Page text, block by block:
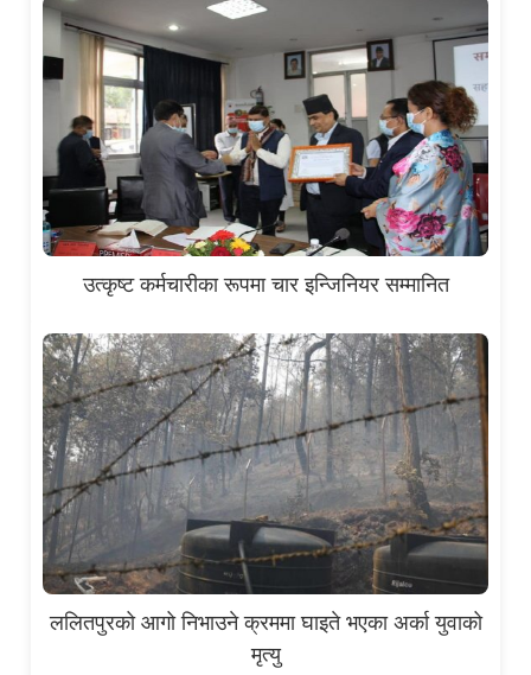
उत्कृष्ट कर्मचारीका रूपमा चार इन्जिनियर सम्मानित
ललितपुरको आगो निभाउने क्रममा घाइते भएका अर्का युवाको
मृत्यु